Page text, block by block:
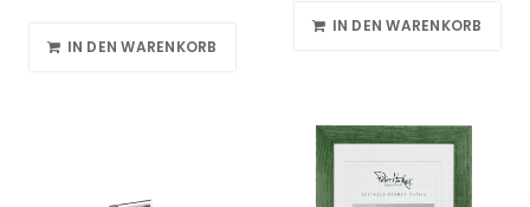
IN DEN WARENKORB
IN DEN WARENKORB